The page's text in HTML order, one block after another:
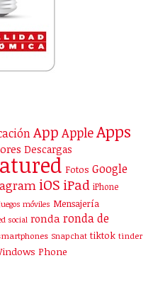
App AppleApps
Descargas
Fotos Google
iOS iPad iPhone
móviles Mensajería
social ronda ronda de
Snapchat tiktok tinder
Phone